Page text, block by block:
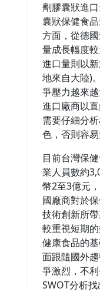
劑膠囊狀進
囊狀保健食
方面，從德
量成長幅度
進口量則以
地來自大陸)
爭壓力越來
進口廠商以
需要仔細分
色，否則容易
目前台灣保
業人員數約
幣2至3億元
國廠商對於
技術創新所
較重視短期
健康食品的
面跟隨國外
爭激烈，不
SWOT分析